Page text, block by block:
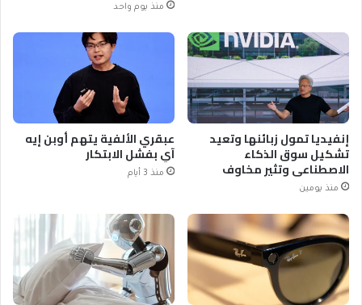
منذ يوم واحد
إنفيديا تمول زبائنها وتعيد
تشكيل سوق الذكاء
الاصطناعي وتثير مخاوف
منذ يومين
عبقري الألفية يتهم أوبن إيه
آي بفشل الابتكار
منذ 3 أيام